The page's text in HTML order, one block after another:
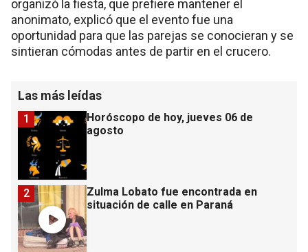
organizó la fiesta, que prefiere mantener el
anonimato, explicó que el evento fue una
oportunidad para que las parejas se conocieran y se
sintieran cómodas antes de partir en el crucero.
Las más leídas
Horóscopo de hoy, jueves 06 de
agosto
1
Zulma Lobato fue encontrada en
situación de calle en Paraná
2